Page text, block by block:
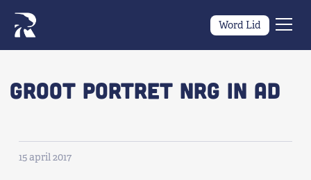
Word Lid
×
naar:
Wat we willen
Groot portret NRG in AD
15 april 2017